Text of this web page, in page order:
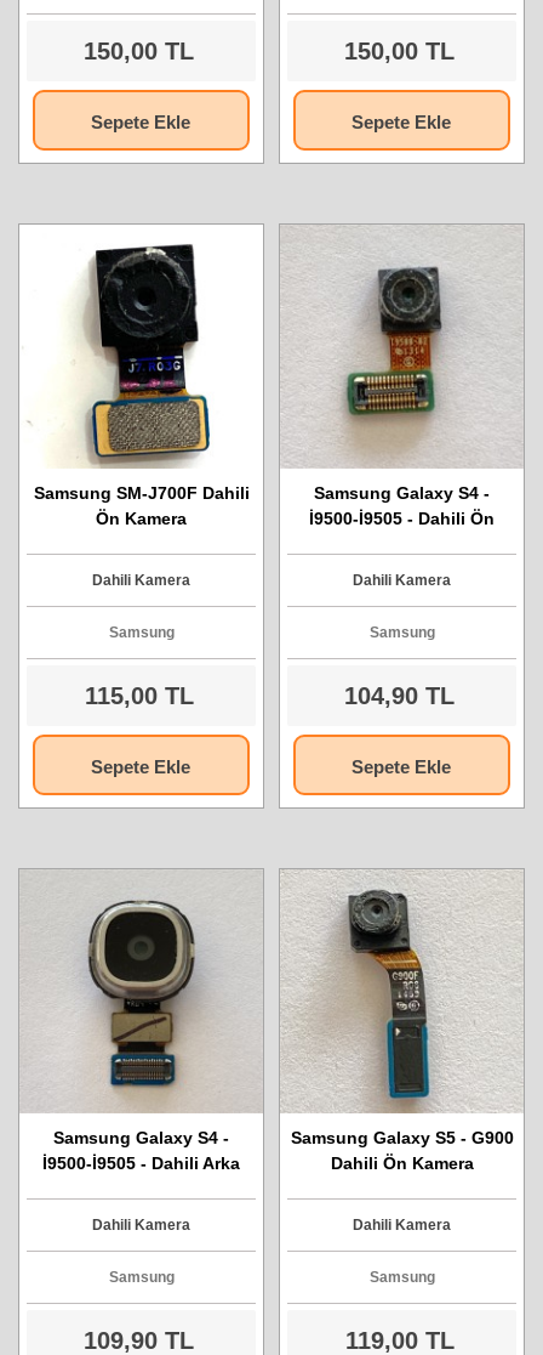
150,00 TL
Sepete Ekle
150,00 TL
Sepete Ekle
Samsung SM-J700F Dahili
Ön Kamera
Dahili Kamera
Samsung
115,00 TL
Sepete Ekle
Samsung Galaxy S4 -
İ9500-İ9505 - Dahili Ön
Dahili Kamera
Samsung
104,90 TL
Sepete Ekle
Samsung Galaxy S4 -
İ9500-İ9505 - Dahili Arka
Dahili Kamera
Samsung
109,90 TL
Samsung Galaxy S5 - G900
Dahili Ön Kamera
Dahili Kamera
Samsung
119,00 TL